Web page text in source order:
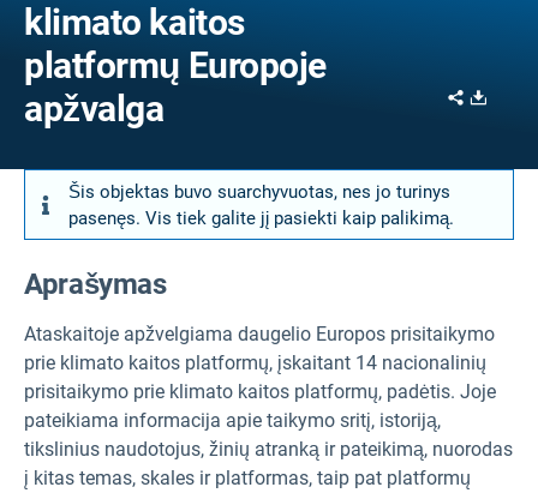
klimato kaitos
platformų Europoje
apžvalga
Share
Šis objektas buvo suarchyvuotas, nes jo turinys
pasenęs. Vis tiek galite jį pasiekti kaip palikimą.
Aprašymas
Ataskaitoje apžvelgiama daugelio Europos prisitaikymo
prie klimato kaitos platformų, įskaitant 14 nacionalinių
prisitaikymo prie klimato kaitos platformų, padėtis. Joje
pateikiama informacija apie taikymo sritį, istoriją,
tikslinius naudotojus, žinių atranką ir pateikimą, nuorodas
į kitas temas, skales ir platformas, taip pat platformų